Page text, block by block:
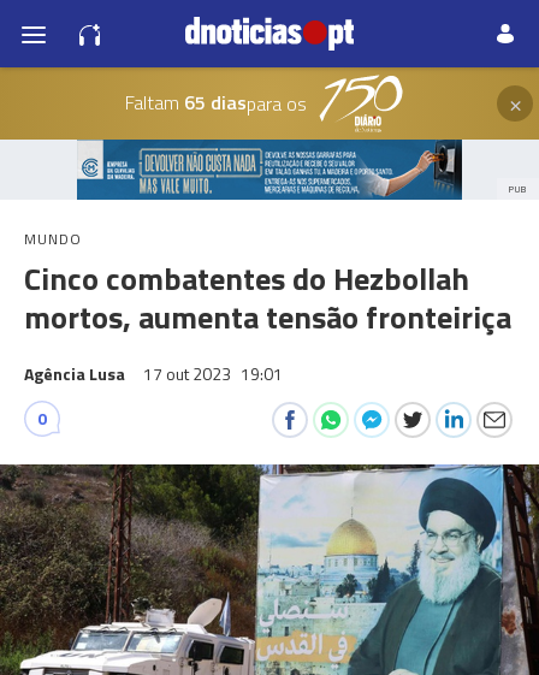
Faltam 65 diaspara os ×
PUB
MUNDO
Cinco combatentes do Hezbollah
mortos, aumenta tensão fronteiriça
Agência Lusa 17 out 2023 19:01
0